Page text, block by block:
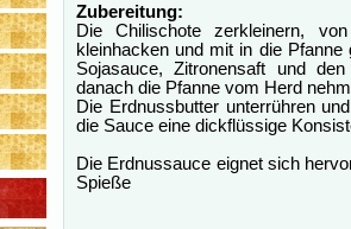
Zubereitung:
Die Chilischote zerkleinern,
kleinhacken und mit in die
Sojasauce, Zitronensaft und
danach die Pfanne vom Herd
Die Erdnussbutter unterrühren
die Sauce eine dickflüssige
Die Erdnussauce eignet sich
Spieße